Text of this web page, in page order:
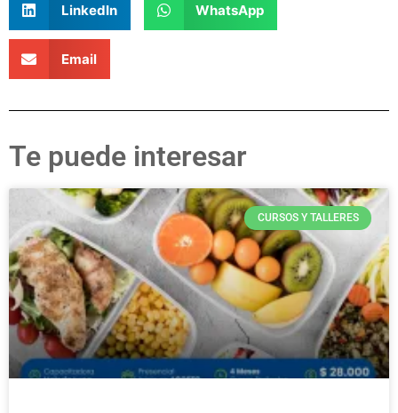
LinkedIn WhatsApp
Email
Te puede interesar
CURSOS Y TALLERES